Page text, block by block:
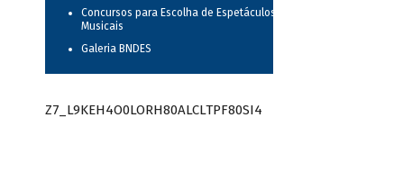
Concursos para Escolha de Espetáculos
Musicais
Galeria BNDES
Z7_L9KEH4O0LORH80ALCLTPF80SI4